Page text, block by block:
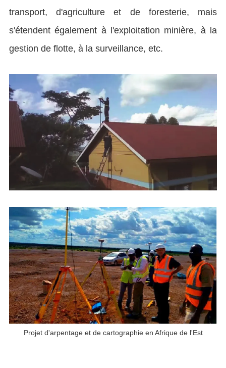
transport, d'agriculture et de foresterie, mais
s'étendent également à l'exploitation minière, à la
gestion de flotte, à la surveillance, etc.
Projet d'arpentage et de cartographie en Afrique de l'Est